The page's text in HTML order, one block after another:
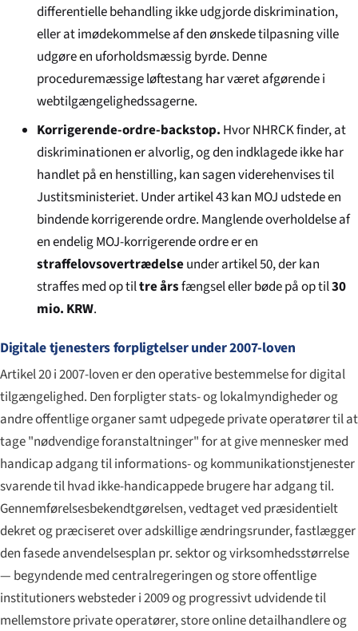
differentielle behandling ikke udgjorde diskrimination,
eller at imødekommelse af den ønskede tilpasning ville
udgøre en uforholdsmæssig byrde. Denne
proceduremæssige løftestang har været afgørende i
webtilgængeligheds­sagerne.
Korrigerende-ordre-backstop. Hvor NHRCK finder, at
diskriminationen er alvorlig, og den indklagede ikke har
handlet på en henstilling, kan sagen viderehenvises til
Justitsministeriet. Under artikel 43 kan MOJ udstede en
bindende korrigerende ordre. Manglende overholdelse af
en endelig MOJ-korrigerende ordre er en
straffelovsovertrædelseunder artikel 50, der kan
straffes med op tiltre årsfængsel eller bøde på op til30
mio. KRW.
Digitale tjenesters forpligtelser under 2007-loven
Artikel 20 i 2007-loven er den operative bestemmelse for digital
tilgængelighed. Den forpligter stats- og lokalmyndigheder og
andre offentlige organer samt udpegede private operatører til at
tage "nødvendige foranstaltninger" for at give mennesker med
handicap adgang til informations- og kommunikationstjenester
svarende til hvad ikke-handicappede brugere har adgang til.
Gennemførelses­bekendtgørelsen, vedtaget ved præsidentielt
dekret og præciseret over adskillige ændringsrunder, fastlægger
den fasede anvendelsesplan pr. sektor og virksomhedsstørrelse
— begyndende med centralregeringen og store offentlige
institutioners websteder i 2009 og progressivt udvidende til
mellemstore private operatører, store online detailhandlere og